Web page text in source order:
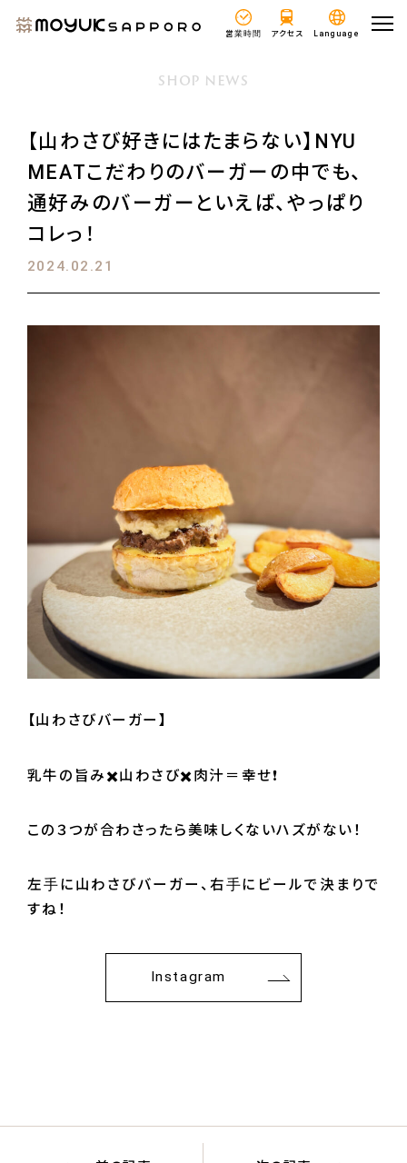
営業時間 アクセス Language
SHOP NEWS
【山わさび好きにはたまらない】NYU
MEATこだわりのバーガーの中でも、
通好みのバーガーといえば、やっぱり
コレっ！
2024.02.21
【山わさびバーガー】
乳牛の旨み✖️山わさび✖️肉汁＝幸せ❗️
この３つが合わさったら美味しくないハズがない！
左手に山わさびバーガー、右手にビールで決まりで
すね！
Instagram